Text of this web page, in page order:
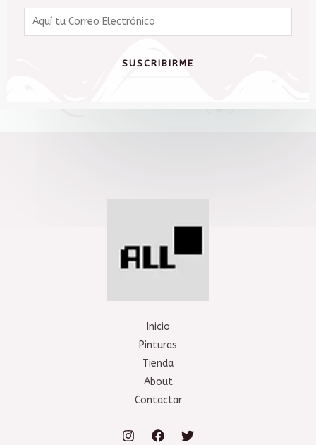
SUSCRIBIRME
Inicio
Pinturas
Tienda
About
Contactar